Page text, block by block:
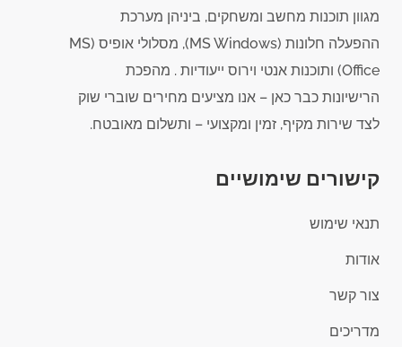
מגוון תוכנות מחשב ומשחקים, ביניהן מערכת
ההפעלה חלונות (MS Windows), מסלולי אופיס (MS
Office) ותוכנות אנטי וירוס ייעודיות . מהפכת
הרישיונות כבר כאן – אנו מציעים מחירים שוברי שוק
לצד שירות מקיף, זמין ומקצועי – ותשלום מאובטח.
קישורים שימושיים
תנאי שימוש
אודות
צור קשר
מדריכים